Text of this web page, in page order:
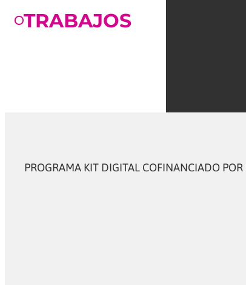
TRABAJOS
PROGRAMA KIT DIGITAL COFINANCIADO